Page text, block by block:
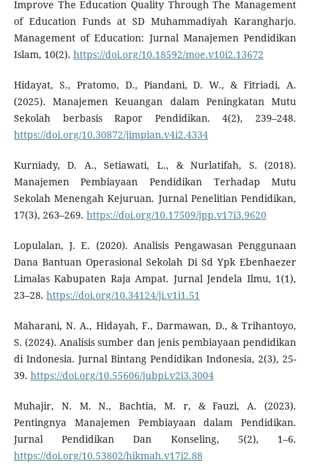
Improve The Education Quality Through The Management
of Education Funds at SD Muhammadiyah Karangharjo.
Management of Education: Jurnal Manajemen Pendidikan
Islam, 10(2). https://doi.org/10.18592/moe.v10i2.13672
Hidayat, S., Pratomo, D., Piandani, D. W., & Fitriadi, A.
(2025). Manajemen Keuangan dalam Peningkatan Mutu
Sekolah berbasis Rapor Pendidikan. 4(2), 239–248.
https://doi.org/10.30872/jimpian.v4i2.4334
Kurniady, D. A., Setiawati, L., & Nurlatifah, S. (2018).
Manajemen Pembiayaan Pendidikan Terhadap Mutu
Sekolah Menengah Kejuruan. Jurnal Penelitian Pendidikan,
17(3), 263–269. https://doi.org/10.17509/jpp.v17i3.9620
Lopulalan, J. E. (2020). Analisis Pengawasan Penggunaan
Dana Bantuan Operasional Sekolah Di Sd Ypk Ebenhaezer
Limalas Kabupaten Raja Ampat. Jurnal Jendela Ilmu, 1(1),
23–28. https://doi.org/10.34124/ji.v1i1.51
Maharani, N. A., Hidayah, F., Darmawan, D., & Trihantoyo,
S. (2024). Analisis sumber dan jenis pembiayaan pendidikan
di Indonesia. Jurnal Bintang Pendidikan Indonesia, 2(3), 25-
39. https://doi.org/10.55606/jubpi.v2i3.3004
Muhajir, N. M. N., Bachtia, M. r, & Fauzi, A. (2023).
Pentingnya Manajemen Pembiayaan dalam Pendidikan.
Jurnal Pendidikan Dan Konseling, 5(2), 1–6.
https://doi.org/10.53802/hikmah.v17i2.88